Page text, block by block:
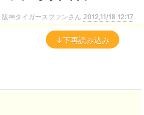
神タイガースファンさん 2012,11/18 12:17
↓下再読み込み